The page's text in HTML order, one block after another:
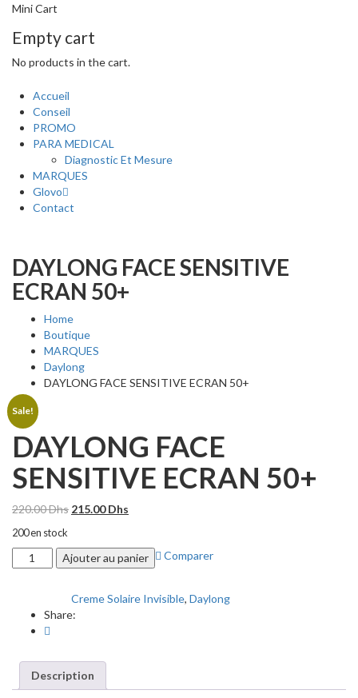
Mini Cart
Empty cart
No products in the cart.
Accueil
Conseil
PROMO
PARA MEDICAL
Diagnostic Et Mesure
MARQUES
Glovo
Contact
DAYLONG FACE SENSITIVE
ECRAN 50+
Home
Boutique
MARQUES
Daylong
DAYLONG FACE SENSITIVE ECRAN 50+
Sale!
DAYLONG FACE
SENSITIVE ECRAN 50+
220.00Dhs Le
était :
220.00 Dhs.
215.00Dhs
est :
215.00 Dhs.
200 en stock
quantité
de
SENSITIVE
ECRAN
Ajouter au panier Comparer
Creme Solaire Invisible, Daylong
Share:
Description